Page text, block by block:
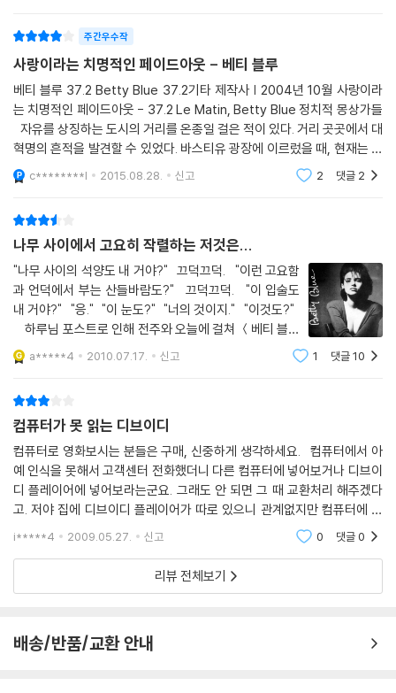
주간우수작
사랑이라는 치명적인 페이드아웃 - 베티 블루
베티 블루 37.2 Betty Blue 37.2기타 제작사 | 2004년 10월 사랑이라
는 치명적인 페이드아웃 - 37.2 Le Matin, Betty Blue 정치적 몽상가들
자유를 상징하는 도시의 거리를 온종일 걸은 적이 있다. 거리 곳곳에서 대
혁명의 흔적을 발견할 수 있었다. 바스티유 광장에 이르렀을 때, 현재는 과
거와 이어져 있다는 당연한 진리가 새삼스
c********l 2015.08.28. 신고 2 댓글 2
나무 사이에서 고요히 작렬하는 저것은...
"나무 사이의 석양도 내 거야?" 끄덕끄덕. "이런 고요함
과 언덕에서 부는 산들바람도?" 끄덕끄덕. "이 입술도
내 거야?" "응." "이 눈도?" "너의 것이지." "이것도?"
하루님 포스트로 인해 전주와 오늘에 걸쳐 ＜베티 블루
37.2＞를 DVD로 감상. 그냥 석양도 아니고, 나무 사이의
석양이라... 나무 사이로 바라보는 풍경은 이전의 풍경이
a*****4 2010.07.17. 신고 1 댓글10
컴퓨터가 못 읽는 디브이디
컴퓨터로 영화보시는 분들은 구매, 신중하게 생각하세요. 컴퓨터에서 아
예 인식을 못해서 고객센터 전화했더니 다른 컴퓨터에 넣어보거나 디브이
디 플레이어에 넣어보라는군요. 그래도 안 되면 그 때 교환처리 해주겠다
고. 저야 집에 디브이디 플레이어가 따로 있으니 관계없지만 컴퓨터에 장
착된 디브이디 롬 이용해서 영화보실 분들은 인식 안 되는 게 있다는 거 유
i*****4 2009.05.27. 신고 0 댓글0
리뷰 전체보기
배송/반품/교환 안내